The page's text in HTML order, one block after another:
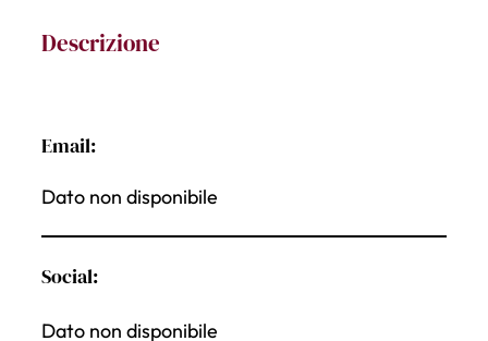
Descrizione
Email:
Dato non disponibile
Social:
Dato non disponibile